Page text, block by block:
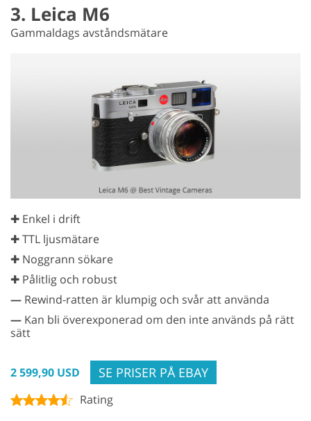
3. Leica M6
Gammaldags avståndsmätare
✚ Enkel i drift
✚ TTL ljusmätare
✚ Noggrann sökare
✚ Pålitlig och robust
— Rewind-ratten är klumpig och svår att använda
— Kan bli överexponerad om den inte används på rätt
sätt
2 599,90 USD SE PRISER PÅ EBAY
Rating